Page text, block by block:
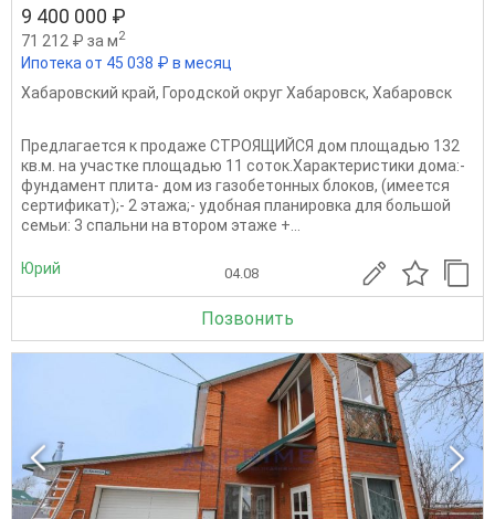
9 400 000 ₽
71 212 ₽ за м2
Ипотека от 45 038 ₽ в месяц
Хабаровский край, Городской округ Хабаровск, Хабаровск
Предлагается к продаже СТРОЯЩИЙСЯ дом площадью 132
кв.м. на участке площадью 11 соток.Характеристики дома:-
фундамент плита- дом из газобетонных блоков, (имеется
сертификат);- 2 этажа;- удобная планировка для большой
семьи: 3 спальни на втором этаже +...
Юрий 04.08
Позвонить